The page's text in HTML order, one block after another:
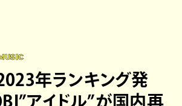
年ランキング発
アイドル”が国内再